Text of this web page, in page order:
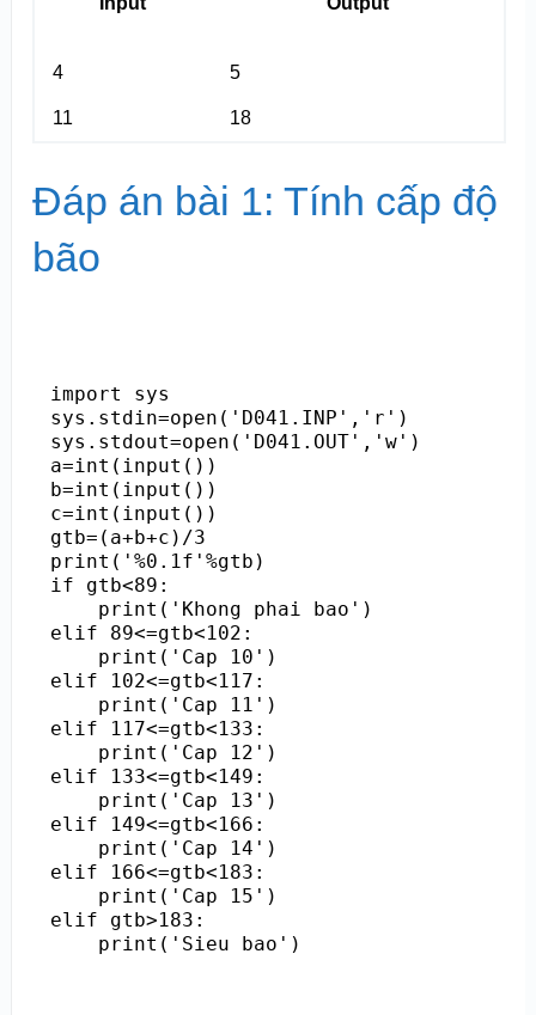
4 5
11 18
Đáp án bài 1: Tính cấp độ
bão
import sys
sys.stdin=open('D041.INP','r')
sys.stdout=open('D041.OUT','w')
a=int(input())
b=int(input())
c=int(input())
gtb=(a+b+c)/3
print('%0.1f'%gtb)
if gtb<89:
    print('Khong phai bao')
elif 89<=gtb<102:
    print('Cap 10')
elif 102<=gtb<117:
    print('Cap 11')
elif 117<=gtb<133:
    print('Cap 12')
elif 133<=gtb<149:
    print('Cap 13')
elif 149<=gtb<166:
    print('Cap 14')
elif 166<=gtb<183:
    print('Cap 15')
elif gtb>183:
    print('Sieu bao')